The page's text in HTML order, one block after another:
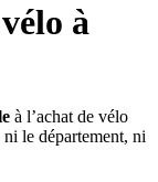
à
à l’achat de vélo
le département, ni